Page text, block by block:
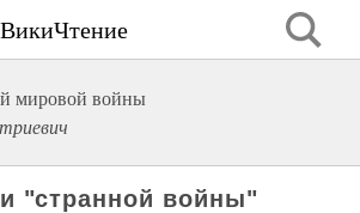
ВикиЧтение
мировой войны
"странной войны"